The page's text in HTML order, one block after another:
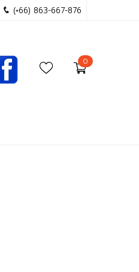
(+66) 863-667-876
0